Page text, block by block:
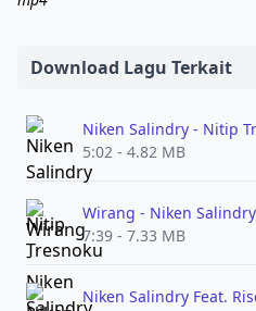
Download Lagu Terkait
Niken Salindry - Nitip
5:02 - 4.82 MB
Wirang - Niken Salindry
7:39 - 7.33 MB
Niken Salindry Feat.